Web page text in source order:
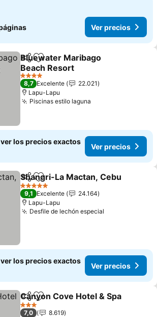
Ver precios
CompartirAgregar a favoritos
Bluewater Maribago
Beach Resort
4 Estrellas
8,7 Excelente
22.021
Lapu-Lapu
Piscinas estilo laguna
los precios exactos
Ver precios
CompartirAgregar a favoritos
Shangri-La Mactan, Cebu
5 Estrellas
9,1 Excelente
24.164
Lapu-Lapu
Desfile de lechón especial
los precios exactos
Ver precios
CompartirAgregar a favoritos
Canyon Cove Hotel & Spa
3 Estrellas
7,0
8.619